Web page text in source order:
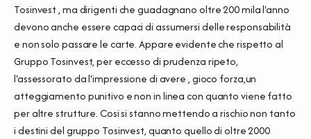
Tosinvest , ma dirigenti che guadagnano oltre 200 mila l'anno
devono anche essere capaci di assumersi delle responsabilità
e non solo passare le carte. Appare evidente che rispetto al
Gruppo Tosinvest, per eccesso di prudenza ripeto,
l'assessorato da l'impressione di avere , gioco forza,un
atteggiamento punitivo e non in linea con quanto viene fatto
per altre strutture. Cosi si stanno mettendo a rischio non tanto
i destini del gruppo Tosinvest, quanto quello di oltre 2000